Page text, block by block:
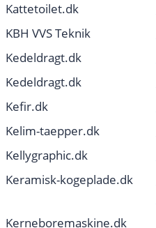
Kattetoilet.dk
KBH VVS Teknik
Kedeldragt.dk
Kedeldragt.dk
Kefir.dk
Kelim-taepper.dk
Kellygraphic.dk
Keramisk-kogeplade.dk
Kerneboremaskine.dk